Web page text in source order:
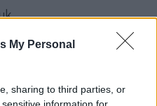
My Personal
sharing to third parties, or
elemzett